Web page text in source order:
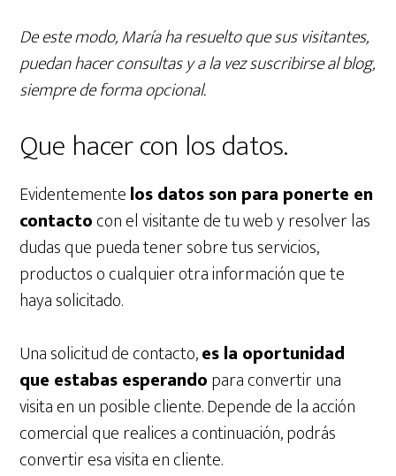
De este modo, María ha resuelto que sus visitantes,
puedan hacer consultas y a la vez suscribirse al blog,
siempre de forma opcional.
Que hacer con los datos.
Evidentementelos datos son para ponerte en
contactocon el visitante de tu web y resolver las
dudas que pueda tener sobre tus servicios,
productos o cualquier otra información que te
haya solicitado.
Una solicitud de contacto,es la oportunidad
que estabas esperandopara convertir una
visita en un posible cliente. Depende de la acción
comercial que realices a continuación, podrás
convertir esa visita en cliente.